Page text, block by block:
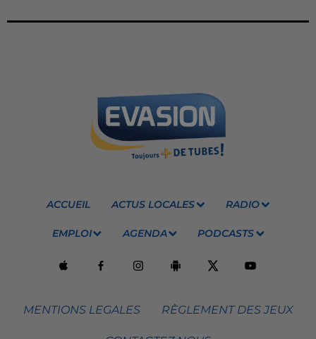
ACCUEIL ACTUS LOCALES RADIO
EMPLOI AGENDA PODCASTS
MENTIONS LEGALES RÈGLEMENT DES JEUX